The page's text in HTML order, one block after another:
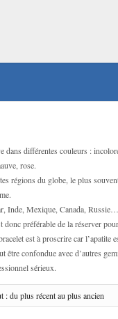
dans différentes couleurs :
rose.
régions du globe, le plus
Inde, Mexique, Canada, Russie…
donc préférable de la réserver
est à proscrire car l’apatite
confondue avec d’autres
sérieux.